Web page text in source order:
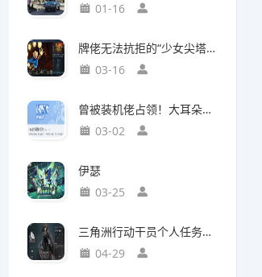
01-16
牌佬无法抗拒的“少女尖塔”竟然是个搜打撤？
03-16
曾被装机佬占领！大耳朵图图贴吧重归故主
03-02
伊瑟
03-25
三角洲行动干员个人任务一览及完成建议【无名篇】
04-29